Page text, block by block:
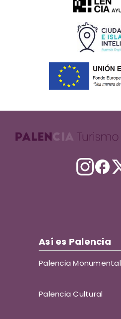
Así es Palencia
Palencia Monumental
Palencia Cultural